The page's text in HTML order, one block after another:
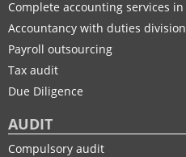
Complete accounting services
Accountancy with duties division
Payroll outsourcing
Tax audit
Due Diligence
AUDIT
Compulsory audit